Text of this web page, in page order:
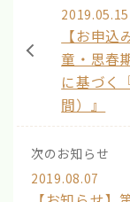
2019.05.15
【お申
童・思春
に基づく
間）』
次のお知らせ
2019.08.07